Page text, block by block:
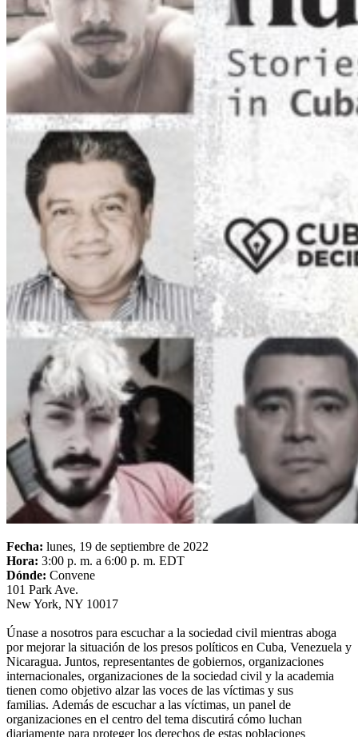
Fecha: lunes, 19 de septiembre de 2022
Hora: 3:00 p. m. a 6:00 p. m. EDT
Dónde: Convene
101 Park Ave.
New York, NY 10017
Únase a nosotros para escuchar a la sociedad civil mientras aboga
por mejorar la situación de los presos políticos en Cuba, Venezuela y
Nicaragua. Juntos, representantes de gobiernos, organizaciones
internacionales, organizaciones de la sociedad civil y la academia
tienen como objetivo alzar las voces de las víctimas y sus
familias. Además de escuchar a las víctimas, un panel de
organizaciones en el centro del tema discutirá cómo luchan
diariamente para proteger los derechos de estas poblaciones